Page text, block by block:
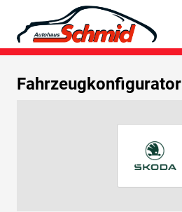
Fahrzeugkonfigurator